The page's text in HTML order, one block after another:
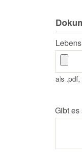
als
Gibt